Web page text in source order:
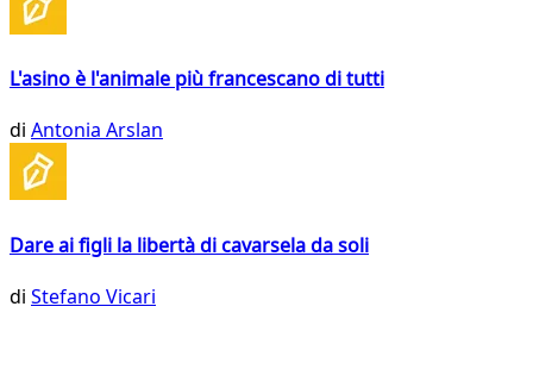
L'asino è l'animale più francescano di tutti
di Antonia Arslan
Dare ai figli la libertà di cavarsela da soli
di Stefano Vicari